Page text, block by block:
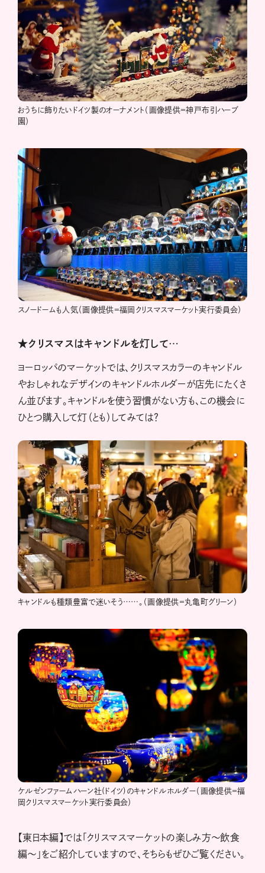
おうちに飾りたいドイツ製のオーナメント（画像提供＝神戸布引ハーブ
園）
スノードームも人気（画像提供＝福岡クリスマスマーケット実行委員会）
★クリスマスはキャンドルを灯して…
ヨーロッパのマーケットでは、クリスマスカラーのキャンドル
やおしゃれなデザインのキャンドルホルダーが店先にたくさ
ん並びます。キャンドルを使う習慣がない方も、この機会に
ひとつ購入して灯（とも）してみては？
キャンドルも種類豊富で迷いそう……。（画像提供＝丸亀町グリーン）
ケルゼンファームハーン社(ドイツ)のキャンドルホルダー（画像提供＝福
岡クリスマスマーケット実行委員会）
【東日本編】では「クリスマスマーケットの楽しみ方～飲食
編～」をご紹介していますので、そちらもぜひご覧ください。